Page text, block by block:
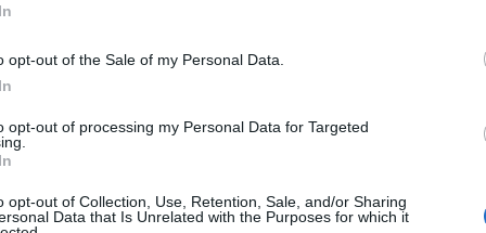
opt-out of the Sale of my Personal Data.
opt-out of processing my Personal Data for Targeted
opt-out of Collection, Use, Retention, Sale, and/or Sharing
Data that Is Unrelated with the Purposes for which it
τρία ακόμη έργα που αφορούν
Αποστόλους, η δημιουργία υποδομών
του πλαστικού χλοοτάπητα
τα έργα έχουν ολοκληρωθεί οι σχετικές